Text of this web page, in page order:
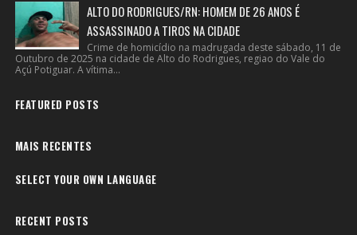
ALTO DO RODRIGUES/RN: HOMEM DE 26 ANOS É
ASSASSINADO A TIROS NA CIDADE
Crime de homicídio na madrugada deste sábado, 11 de
Outubro de 2025 na cidade de Alto do Rodrigues, regiao do Vale do
Açú Potiguar. A vítima...
FEATURED POSTS
MAIS RECENTES
SELECT YOUR OWN LANGUAGE
RECENT POSTS